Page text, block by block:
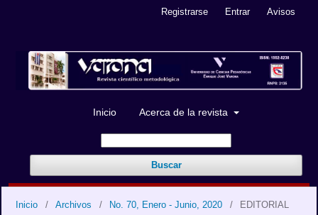
Inicio Acerca de la revista
Buscar
Registrarse Entrar Avisos
Inicio / Archivos / No. 70, Enero - Junio, 2020 / EDITORIAL